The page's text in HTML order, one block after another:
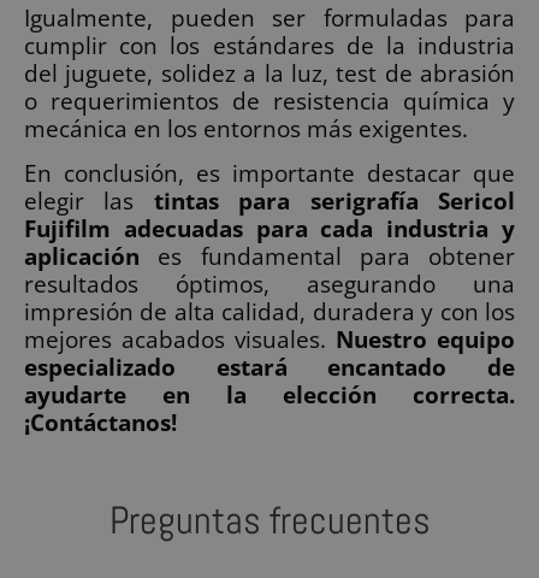
Igualmente, pueden ser formuladas para
cumplir con los estándares de la industria
del juguete, solidez a la luz, test de abrasión
o requerimientos de resistencia química y
mecánica en los entornos más exigentes.
En conclusión, es importante destacar que
elegir las tintas para serigrafía Sericol
Fujifilm adecuadas para cada industria y
aplicación es fundamental para obtener
resultados óptimos, asegurando una
impresión de alta calidad, duradera y con los
mejores acabados visuales. Nuestro equipo
especializado estará encantado de
ayudarte en la elección correcta.
¡Contáctanos!
Preguntas frecuentes